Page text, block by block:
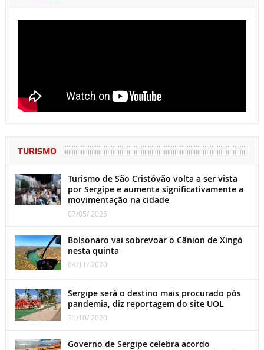
TURISMO
Turismo de São Cristóvão volta a ser vista
por Sergipe e aumenta significativamente a
movimentação na cidade
07/05/ 2025
Bolsonaro vai sobrevoar o Cânion de Xingó
nesta quinta
04/11/ 2020
Sergipe será o destino mais procurado pós
pandemia, diz reportagem do site UOL
31/10/ 2020
Governo de Sergipe celebra acordo